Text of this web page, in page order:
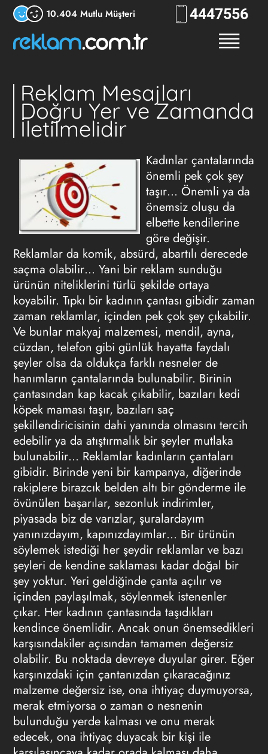
10.404 Mutlu Müşteri 444RKLM
Reklam Mesajları
Doğru Yer ve Zamanda
İletilmelidir
Kadınlar çantalarında
önemli pek çok şey
taşır… Önemli ya da
önemsiz oluşu da
elbette kendilerine
göre değişir.
Reklamlar da komik, absürd, abartılı derecede
saçma olabilir… Yani bir reklam sunduğu
ürünün niteliklerini türlü şekilde ortaya
koyabilir. Tıpkı bir kadının çantası gibidir zaman
zaman reklamlar, içinden pek çok şey çıkabilir.
Ve bunlar makyaj malzemesi, mendil, ayna,
cüzdan, telefon gibi günlük hayatta faydalı
şeyler olsa da oldukça farklı nesneler de
hanımların çantalarında bulunabilir. Birinin
çantasından kap kacak çıkabilir, bazıları kedi
köpek maması taşır, bazıları saç
şekillendiricisinin dahi yanında olmasını tercih
edebilir ya da atıştırmalık bir şeyler mutlaka
bulunabilir… Reklamlar kadınların çantaları
gibidir. Birinde yeni bir kampanya, diğerinde
rakiplere birazcık belden altı bir gönderme ile
övünülen başarılar, sezonluk indirimler,
piyasada biz de varızlar, şuralardayım
yanınızdayım, kapınızdayımlar… Bir ürünün
söylemek istediği her şeydir reklamlar ve bazı
şeyleri de kendine saklaması kadar doğal bir
şey yoktur. Yeri geldiğinde çanta açılır ve
içinden paylaşılmak, söylenmek istenenler
çıkar. Her kadının çantasında taşıdıkları
kendince önemlidir. Ancak onun önemsedikleri
karşısındakiler açısından tamamen değersiz
olabilir. Bu noktada devreye duyular girer. Eğer
karşınızdaki için çantanızdan çıkaracağınız
malzeme değersiz ise, ona ihtiyaç duymuyorsa,
merak etmiyorsa o zaman o nesnenin
bulunduğu yerde kalması ve onu merak
edecek, ona ihtiyaç duyacak bir kişi ile